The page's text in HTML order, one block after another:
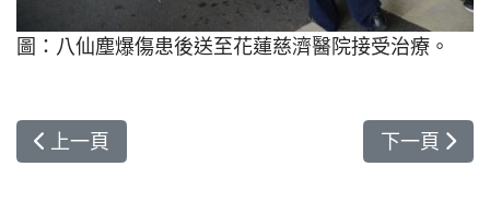
圖：八仙塵爆傷患後送至花蓮慈濟醫院接受治療。
上一篇文章: 冬日護好心 沈邑穎醫師公開護心秘訣
上一頁 下一篇文章
下一頁